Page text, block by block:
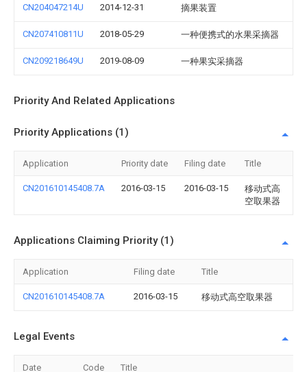
CN204047214U 2014-12-31 摘果装置
CN207410811U 2018-05-29 一种便携式的水果采摘器
CN209218649U 2019-08-09 一种果实采摘器
Priority And Related Applications
Priority Applications (1)
Application Priority date Filing date Title
CN201610145408.7A 2016-03-15 2016-03-15
移动式高
空取果器
Applications Claiming Priority (1)
Application Filing date Title
CN201610145408.7A 2016-03-15 移动式高空取果器
Legal Events
Date Code Title